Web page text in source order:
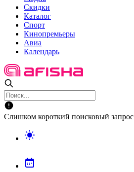
Скидки
Каталог
Спорт
Кинопремьеры
Авиа
Календарь
Слишком короткий поисковый запрос